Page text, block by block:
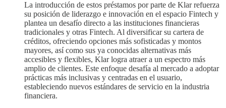
La introducción de estos préstamos por parte de Klar refuerza
su posición de liderazgo e innovación en el espacio Fintech y
plantea un desafío directo a las instituciones financieras
tradicionales y otras Fintech. Al diversificar su cartera de
créditos, ofreciendo opciones más sofisticadas y montos
mayores, así como sus ya conocidas alternativas más
accesibles y flexibles, Klar logra atraer a un espectro más
amplio de clientes. Este enfoque desafía al mercado a adoptar
prácticas más inclusivas y centradas en el usuario,
estableciendo nuevos estándares de servicio en la industria
financiera.